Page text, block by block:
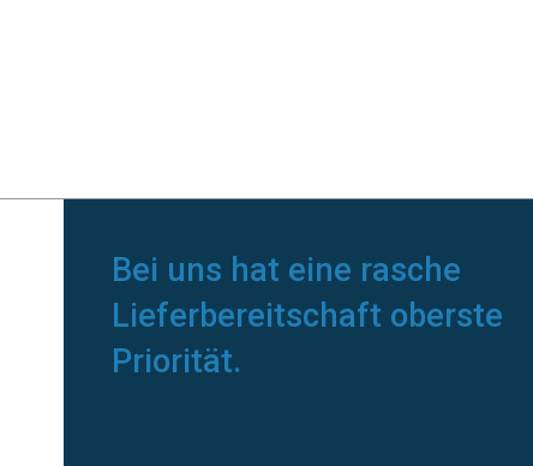
Bei uns hat eine rasche
Lieferbereitschaft oberste
Priorität.